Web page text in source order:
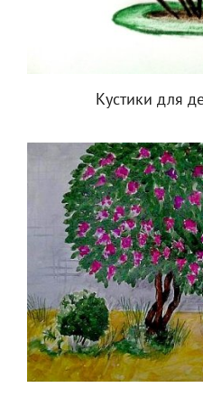
Кустики для